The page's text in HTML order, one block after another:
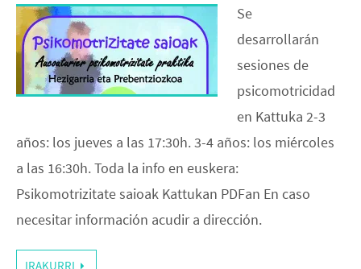
Se
desarrollarán
sesiones de
psicomotricidad
en Kattuka 2-3
años: los jueves a las 17:30h. 3-4 años: los miércoles
a las 16:30h. Toda la info en euskera:
Psikomotrizitate saioak Kattukan PDFan En caso
necesitar información acudir a dirección.
IRAKURRI